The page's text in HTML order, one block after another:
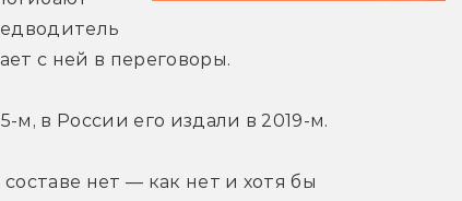
с ней в переговоры.
м, в России его издали в 2019-м.
нет — как нет и хотя бы